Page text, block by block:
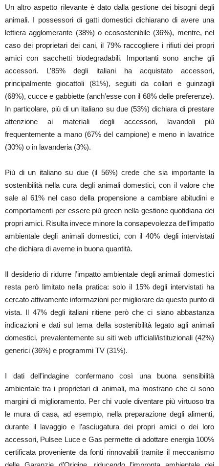
Un altro aspetto rilevante è dato dalla gestione dei bisogni degli
animali. I possessori di gatti domestici dichiarano di avere una
lettiera agglomerante (38%) o ecosostenibile (36%), mentre, nel
caso dei proprietari dei cani, il 79% raccogliere i rifiuti dei propri
amici con sacchetti biodegradabili. Importanti sono anche gli
accessori. L’85% degli italiani ha acquistato accessori,
principalmente giocattoli (81%), seguiti da collari e guinzagli
(68%), cucce e gabbiette (anch’esse con il 68% delle preferenze).
In particolare, più di un italiano su due (53%) dichiara di prestare
attenzione ai materiali degli accessori, lavandoli più
frequentemente a mano (67% del campione) e meno in lavatrice
(30%) o in lavanderia (3%).
Più di un italiano su due (il 56%) crede che sia importante la
sostenibilità nella cura degli animali domestici, con il valore che
sale al 61% nel caso della propensione a cambiare abitudini e
comportamenti per essere più green nella gestione quotidiana dei
propri amici. Risulta invece minore la consapevolezza dell’impatto
ambientale degli animali domestici, con il 40% degli intervistati
che dichiara di averne in buona quantità.
Il desiderio di ridurre l’impatto ambientale degli animali domestici
resta però limitato nella pratica: solo il 15% degli intervistati ha
cercato attivamente informazioni per migliorare da questo punto di
vista. Il 47% degli italiani ritiene però che ci siano abbastanza
indicazioni e dati sul tema della sostenibilità legato agli animali
domestici, prevalentemente su siti web ufficiali/istituzionali (42%)
generici (36%) e programmi TV (31%).
I dati dell’indagine confermano così una buona sensibilità
ambientale tra i proprietari di animali, ma mostrano che ci sono
margini di miglioramento. Per chi vuole diventare più virtuoso tra
le mura di casa, ad esempio, nella preparazione degli alimenti,
durante il lavaggio e l’asciugatura dei propri amici o dei loro
accessori, Pulsee Luce e Gas permette di adottare energia 100%
certificata proveniente da fonti rinnovabili tramite il meccanismo